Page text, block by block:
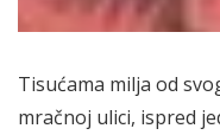
Tisućama milja od
mračnoj ulici, ispred